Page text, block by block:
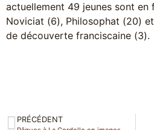
actuellement 49 jeunes sont en
Noviciat (6), Philosophat (20)
de découverte franciscaine (3).
PRÉCÉDENT